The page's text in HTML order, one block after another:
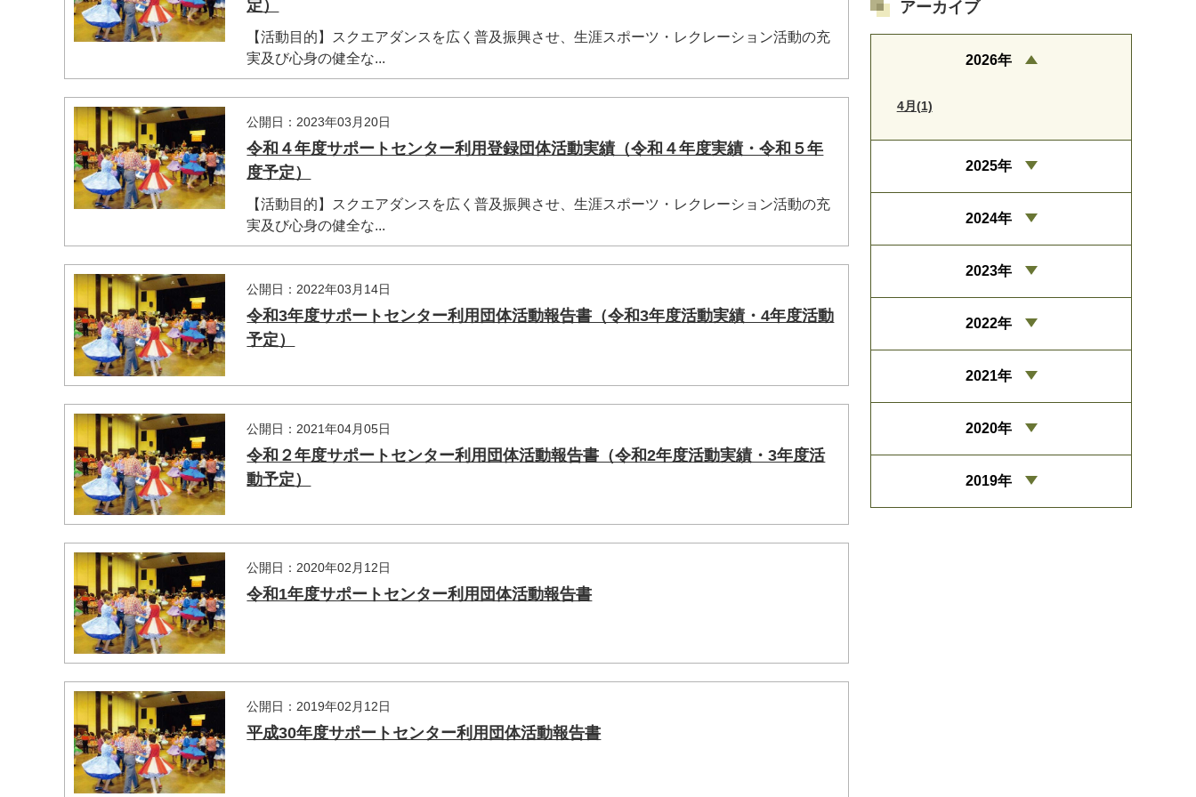
定）
【活動目的】スクエアダンスを広く普及振興させ、生涯スポーツ・レクレーション活動の充
実及び心身の健全な...
公開日：2023年03月20日
令和４年度サポートセンター利用登録団体活動実績（令和４年度実績・令和５年
度予定）
【活動目的】スクエアダンスを広く普及振興させ、生涯スポーツ・レクレーション活動の充
実及び心身の健全な...
公開日：2022年03月14日
令和3年度サポートセンター利用団体活動報告書（令和3年度活動実績・4年度活動
予定）
公開日：2021年04月05日
令和２年度サポートセンター利用団体活動報告書（令和2年度活動実績・3年度活
動予定）
公開日：2020年02月12日
令和1年度サポートセンター利用団体活動報告書
公開日：2019年02月12日
平成30年度サポートセンター利用団体活動報告書
アーカイブ
2026年
4月(1)
2025年
2024年
2023年
2022年
2021年
2020年
2019年